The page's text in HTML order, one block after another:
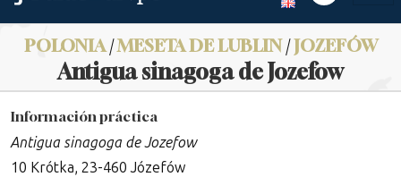
POLONIA/MESETA DE LUBLIN/JOZEFÓW
Antigua sinagoga de Jozefow
Información práctica
Antigua sinagoga de Jozefow
10 Krótka, 23-460 Józefów